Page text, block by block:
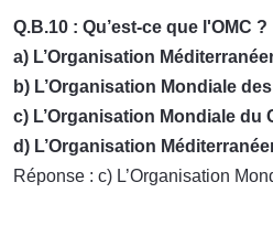
Q.B.10 : Qu’est-ce que l'OMC ?
a) L’Organisation
b) L’Organisation Mondiale
c) L’Organisation Mondiale du
d) L’Organisation
Réponse : c) L’Organisation